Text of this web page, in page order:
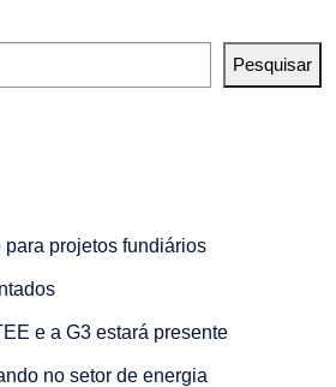
Pesquisar
projetos fundiários
e a G3 estará presente
no setor de energia